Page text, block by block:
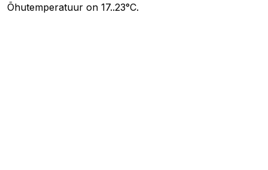
Õhutemperatuur on 17..23°C.